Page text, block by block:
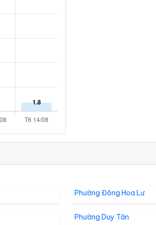
Phường Đông Hoa Lư
Phường Duy Tân